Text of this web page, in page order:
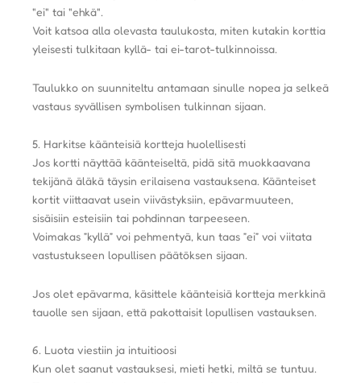
"ei" tai "ehkä".
Voit katsoa alla olevasta taulukosta, miten kutakin korttia
yleisesti tulkitaan kyllä- tai ei-tarot-tulkinnoissa.
Taulukko on suunniteltu antamaan sinulle nopea ja selkeä
vastaus syvällisen symbolisen tulkinnan sijaan.
5. Harkitse käänteisiä kortteja huolellisesti
Jos kortti näyttää käänteiseltä, pidä sitä muokkaavana
tekijänä äläkä täysin erilaisena vastauksena. Käänteiset
kortit viittaavat usein viivästyksiin, epävarmuuteen,
sisäisiin esteisiin tai pohdinnan tarpeeseen.
Voimakas ”kyllä” voi pehmentyä, kun taas ”ei” voi viitata
vastustukseen lopullisen päätöksen sijaan.
Jos olet epävarma, käsittele käänteisiä kortteja merkkinä
tauolle sen sijaan, että pakottaisit lopullisen vastauksen.
6. Luota viestiin ja intuitioosi
Kun olet saanut vastauksesi, mieti hetki, miltä se tuntuu.